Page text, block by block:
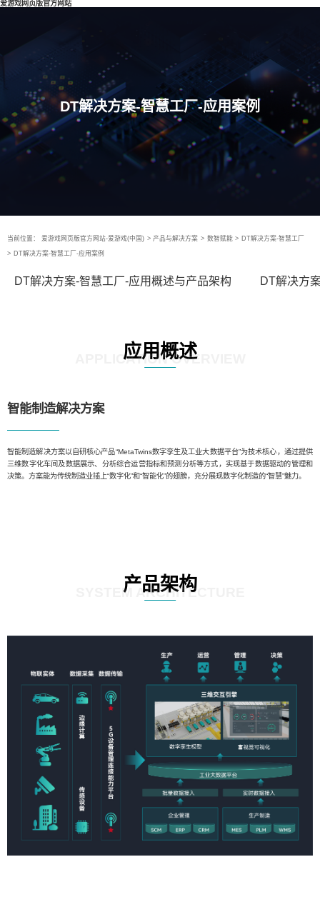
爱游戏网页版官方网站
DT解决方案-智慧工厂-应用案例
当前位置： 爱游戏网页版官方网站-爱游戏(中国) > 产品与解决方案 > 数智赋能 > DT解决方案-智慧工厂
> DT解决方案-智慧工厂-应用案例
DT解决方案-智慧工厂-应用概述与产品架构 DT解决方
应用概述
APPLICATION OVERVIEW
智能制造解决方案
智能制造解决方案以自研核心产品“MetaTwins数字孪生及工业大数据平台”为技术核心，通过提供
三维数字化车间及数据展示、分析综合运营指标和预测分析等方式，实现基于数据驱动的管理和
决策。方案能为传统制造业插上“数字化”和“智能化”的翅膀，充分展现数字化制造的“智慧”魅力。
产品架构
SYSTEM ARCHITECTURE